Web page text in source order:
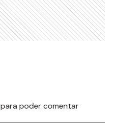
para poder comentar